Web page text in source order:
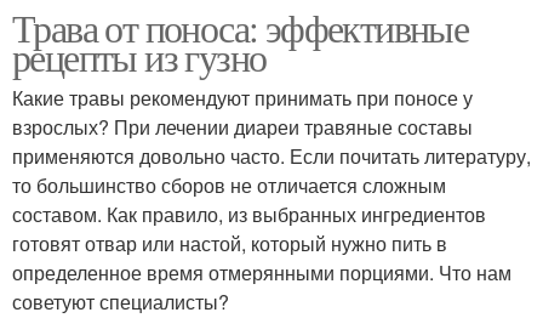
Трава от поноса: эффективные
рецепты из гузно
Какие травы рекомендуют принимать при поносе у
взрослых? При лечении диареи травяные составы
применяются довольно часто. Если почитать литературу,
то большинство сборов не отличается сложным
составом. Как правило, из выбранных ингредиентов
готовят отвар или настой, который нужно пить в
определенное время отмерянными порциями. Что нам
советуют специалисты?